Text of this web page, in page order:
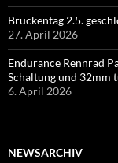
Brückentag 2.5.
27. April 2026
Endurance Rennrad
Schaltung und 32mm
6. April 2026
NEWSARCHIV